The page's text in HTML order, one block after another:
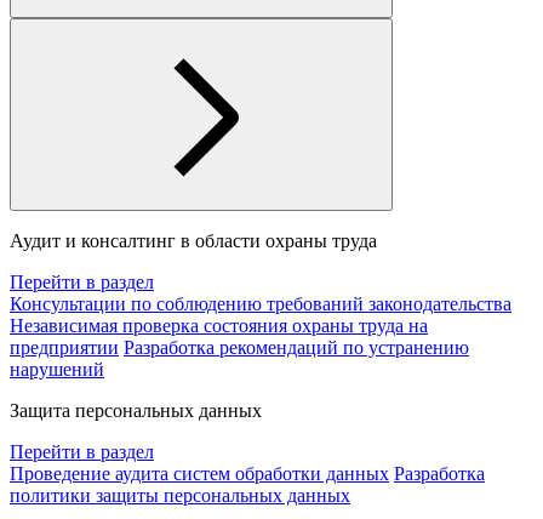
Аудит и консалтинг в области охраны труда
Перейти в раздел
Консультации по соблюдению требований законодательства
Независимая проверка состояния охраны труда на
предприятии Разработка рекомендаций по устранению
нарушений
Защита персональных данных
Перейти в раздел
Проведение аудита систем обработки данных Разработка
политики защиты персональных данных